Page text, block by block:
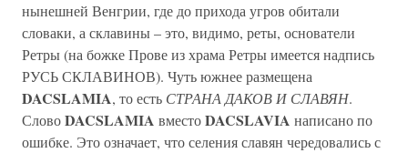
нынешней Венгрии, где до прихода угров обитали
словаки, а склавины – это, видимо, реты, основатели
Ретры (на божке Прове из храма Ретры имеется надпись
РУСЬ СКЛАВИНОВ). Чуть южнее размещена
DACSLAMIA, то есть СТРАНА ДАКОВ И СЛАВЯН.
СловоDACSLAMIA вместоDACSLAVIA написано по
ошибке. Это означает, что селения славян чередовались с